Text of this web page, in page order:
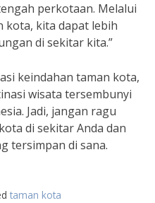
perkotaan. Melalui
kota, kita dapat lebih
di sekitar kita.”
keindahan taman kota,
wisata tersembunyi
Jadi, jangan ragu
di sekitar Anda dan
tersimpan di sana.
taman kota